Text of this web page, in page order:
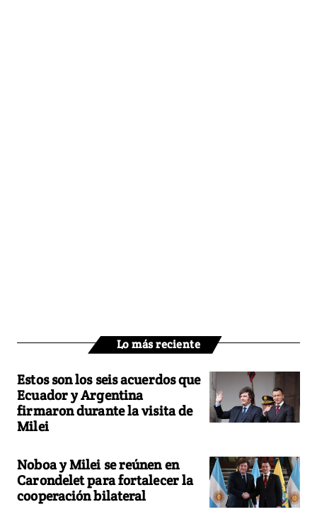
Lo más reciente
Estos son los seis acuerdos que
Ecuador y Argentina
firmaron durante la visita de
Milei
Noboa y Milei se reúnen en
Carondelet para fortalecer la
cooperación bilateral